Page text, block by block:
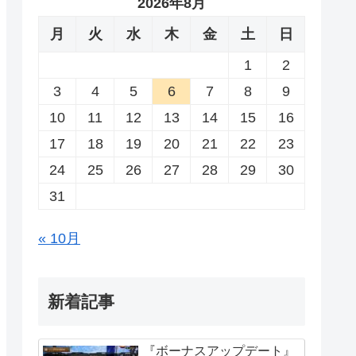
2026年8月
月
火 水 木 金 土
日
1
2
3
4 5 6 7 8
9
10
11 12 13 14 15
16
17
18 19 20 21 22
23
24
25 26 27 28 29
30
31
« 10月
新着記事
『ボーナスアップデート』